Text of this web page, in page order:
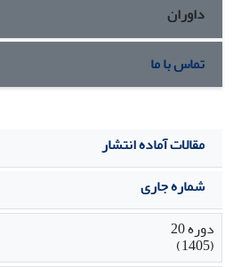
داوران
تماس با ما
مقالات آماده انتشار
شماره جاری
دوره 20
(1405)